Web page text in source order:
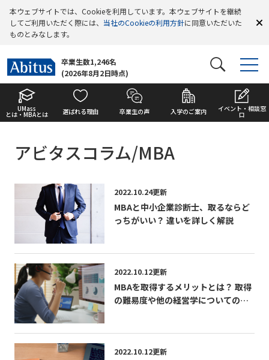
本ウェブサイトでは、Cookieを利用しています。本ウェブサイトを継続
してご利用いただく際には、 当社のCookieの利用方針に同意いただいた
ものとみなします。
卒業生数1,246名
(2026年8月2日時点)
UMass
とは・MBAとは 選ばれる理由 卒業生の声 入学のご案内 イベント・相談窓
口
アビタスコラム/MBA
2022.10.24更新
MBAと中小企業診断士、取るならど
っちがいい？ 違いを詳しく解説
2022.10.12更新
MBAを取得するメリットとは？ 取得
の難易度や他の経営学についての資
2022.10.12更新